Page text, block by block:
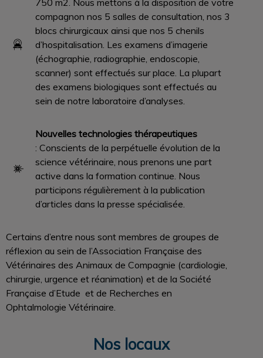
750 m2. Nous mettons à la disposition de votre
compagnon nos 5 salles de consultation, nos 3
blocs chirurgicaux ainsi que nos 5 chenils
d’hospitalisation. Les examens d’imagerie
(échographie, radiographie, endoscopie,
scanner) sont effectués sur place. La plupart
des examens biologiques sont effectués au
sein de notre laboratoire d’analyses.
Nouvelles technologies thérapeutiques
: Conscients de la perpétuelle évolution de la
science vétérinaire, nous prenons une part
active dans la formation continue. Nous
participons régulièrement à la publication
d’articles dans la presse spécialisée.
Certains d’entre nous sont membres de groupes de
réflexion au sein de l’Association Française des
Vétérinaires des Animaux de Compagnie (cardiologie,
chirurgie, urgence et réanimation) et de la Société
Française d’Etude et de Recherches en
Ophtalmologie Vétérinaire.
Nos locaux